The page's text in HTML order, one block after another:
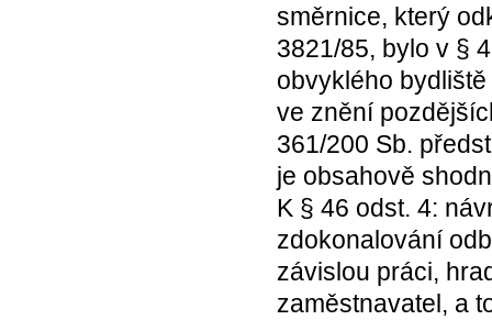
směrnice, který
3821/85, bylo v §
obvyklého
ve znění
361/200 Sb.
je obsahově
K § 46 odst. 4:
zdokonalování
závislou práci,
zaměstnavatel, a